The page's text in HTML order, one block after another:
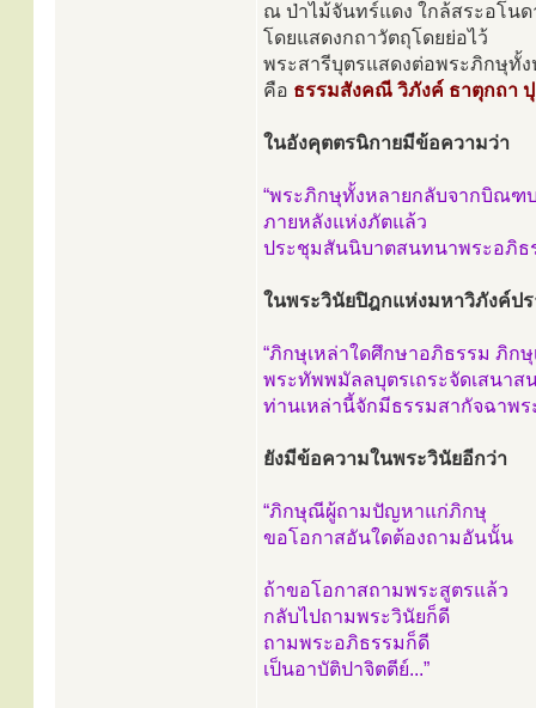
ณ ป่าไม้จันทร์แดง ใกล้สระอโนด
โดยแสดงกถาวัตถุโดยย่อไว้
พระสารีบุตรแสดงต่อพระภิกษุทั้
คือ ธรรมสังคณี วิภังค์ ธาตุกถา
ในอังคุตตรนิกายมีข้อความว่า
“พระภิกษุทั้งหลายกลับจากบิณฑ
ภายหลังแห่งภัตแล้ว
ประชุมสันนิบาตสนทนาพระอภิธ
ในพระวินัยปิฎกแห่งมหาวิภังค์ป
“ภิกษุเหล่าใดศึกษาอภิธรรม ภิก
พระทัพพมัลลบุตรเถระจัดเสนาส
ท่านเหล่านี้จักมีธรรมสากัจฉาพร
ยังมีข้อความในพระวินัยอีกว่า
“ภิกษุณีผู้ถามปัญหาแก่ภิกษุ
ขอโอกาสอันใดต้องถามอันนั้น
ถ้าขอโอกาสถามพระสูตรแล้ว
กลับไปถามพระวินัยก็ดี
ถามพระอภิธรรมก็ดี
เป็นอาบัติปาจิตตีย์...”